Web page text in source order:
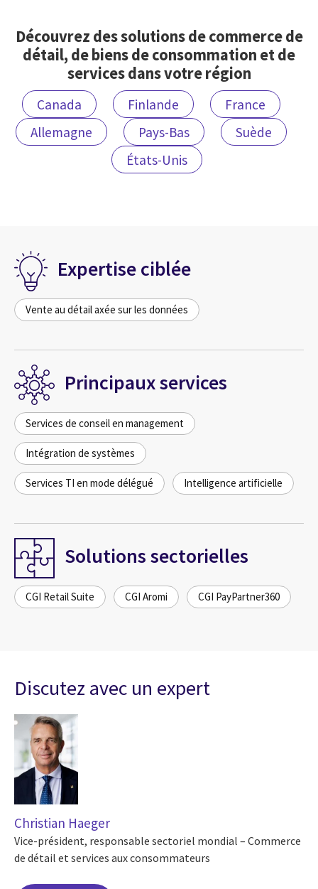
Découvrez des solutions de commerce de
détail, de biens de consommation et de
services dans votre région
Canada Finlande
France
Allemagne
Pays-Bas
Suède
États-Unis
Expertise ciblée
Vente au détail axée sur les données
Principaux services
Services de conseil en management
Intégration de systèmes
Services TI en mode délégué Intelligence artificielle
Solutions sectorielles
CGI Retail Suite CGI Aromi CGI PayPartner360
Discutez avec un expert
Christian Haeger
Vice-président, responsable sectoriel mondial – Commerce
de détail et services aux consommateurs